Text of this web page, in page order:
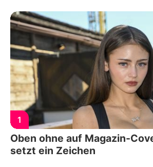
1
Oben ohne auf Magazin-
setzt ein Zeichen